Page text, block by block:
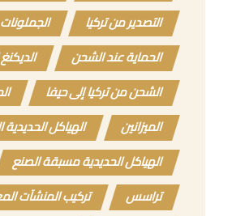
التصدير من تركيا
الجملونات
الحماية عند الشحن
الشحن من تركيا إلى حيفا
الميزانين
الهياكل الحديدية
الهياكل الحديدية مسبقة الصنع
تراسس
تركيب المنشآت